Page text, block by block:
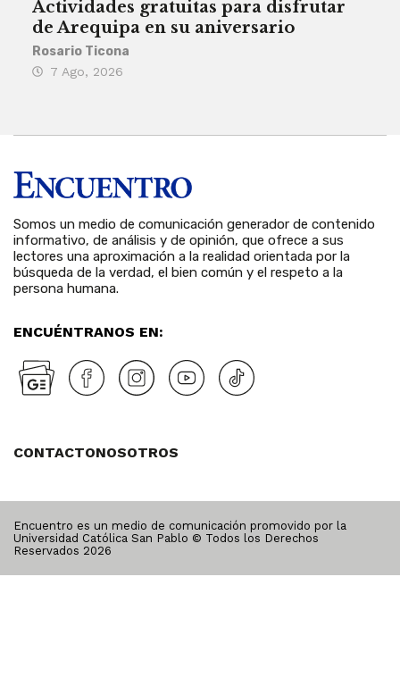
Actividades gratuitas para disfrutar
de Arequipa en su aniversario
Rosario Ticona
7 Ago, 2026
Somos un medio de comunicación generador de contenido
informativo, de análisis y de opinión, que ofrece a sus
lectores una aproximación a la realidad orientada por la
búsqueda de la verdad, el bien común y el respeto a la
persona humana.
ENCUÉNTRANOS EN:
CONTACTONOSOTROS
Encuentro es un medio de comunicación promovido por la
Universidad Católica San Pablo © Todos los Derechos
Reservados 2026